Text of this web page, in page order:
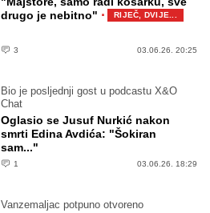
drugo je nebitno" · RIJEČ, DVIJE...
3 03.06.26. 20:25
Bio je posljednji gost u podcastu X&O
Chat
Oglasio se Jusuf Nurkić nakon
smrti Edina Avdića: "Šokiran
sam..."
1 03.06.26. 18:29
Vanzemaljac potpuno otvoreno